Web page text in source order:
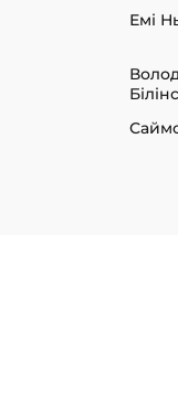
Емі